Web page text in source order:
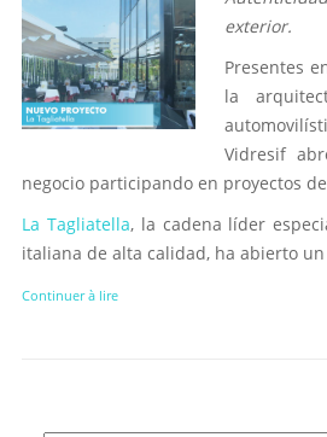
exterior.
Presentes
la
Vidresif
negocio participando en proyectos
La Tagliatella, la cadena líder
italiana de alta calidad, ha abierto un
Continuer à lire